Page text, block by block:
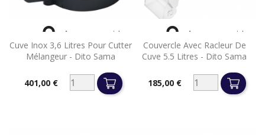
Cuve Inox 3,6 Litres Pour Cutter
Mélangeur - Dito Sama
Prix401,00 €
 Aperçu rapide
Couvercle Avec Racleur De
Cuve 5.5 Litres - Dito Sama
Prix185,00 €
 Aperçu rapide